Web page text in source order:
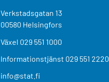
Verkstadsgatan 13
00580 Helsingfors
Växel 029 551 1000
Informationstjänst 029 551 2220
info@stat.fi